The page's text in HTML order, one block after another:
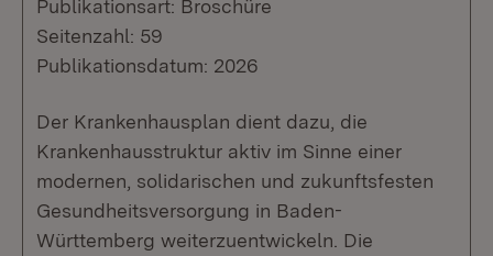
Publikationsart: Broschüre
Seitenzahl: 59
Publikationsdatum: 2026
Der Krankenhausplan dient dazu, die
Krankenhausstruktur aktiv im Sinne einer
modernen, solidarischen und zukunftsfesten
Gesundheitsversorgung in Baden-
Württemberg weiterzuentwickeln. Die